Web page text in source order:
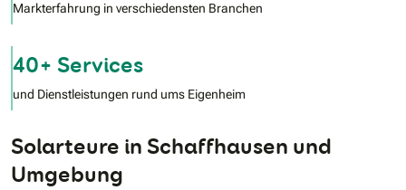
Markterfahrung in verschiedensten Branchen
40+ Services
und Dienstleistungen rund ums Eigenheim
Solarteure in Schaffhausen und
Umgebung